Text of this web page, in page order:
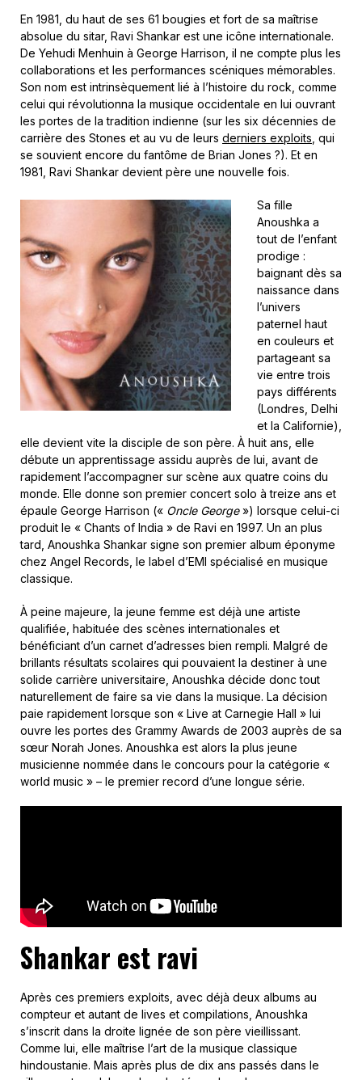
En 1981, du haut de ses 61 bougies et fort de sa maîtrise
absolue du sitar, Ravi Shankar est une icône internationale.
De Yehudi Menhuin à George Harrison, il ne compte plus les
collaborations et les performances scéniques mémorables.
Son nom est intrinsèquement lié à l’histoire du rock, comme
celui qui révolutionna la musique occidentale en lui ouvrant
les portes de la tradition indienne (sur les six décennies de
carrière des Stones et au vu de leurs derniers exploits , qui
se souvient encore du fantôme de Brian Jones ?). Et en
1981, Ravi Shankar devient père une nouvelle fois.
Sa fille
Anoushka a
tout de l’enfant
prodige :
baignant dès sa
naissance dans
l’univers
paternel haut
en couleurs et
partageant sa
vie entre trois
pays différents
(Londres, Delhi
et la Californie),
elle devient vite la disciple de son père. À huit ans, elle
débute un apprentissage assidu auprès de lui, avant de
rapidement l’accompagner sur scène aux quatre coins du
monde. Elle donne son premier concert solo à treize ans et
épaule George Harrison (« Oncle George») lorsque celui-ci
produit le « Chants of India » de Ravi en 1997. Un an plus
tard, Anoushka Shankar signe son premier album éponyme
chez Angel Records, le label d’EMI spécialisé en musique
classique.
À peine majeure, la jeune femme est déjà une artiste
qualifiée, habituée des scènes internationales et
bénéficiant d’un carnet d’adresses bien rempli. Malgré de
brillants résultats scolaires qui pouvaient la destiner à une
solide carrière universitaire, Anoushka décide donc tout
naturellement de faire sa vie dans la musique. La décision
paie rapidement lorsque son « Live at Carnegie Hall » lui
ouvre les portes des Grammy Awards de 2003 auprès de sa
sœur Norah Jones. Anoushka est alors la plus jeune
musicienne nommée dans le concours pour la catégorie «
world music » – le premier record d’une longue série.
Shankar est ravi
Après ces premiers exploits, avec déjà deux albums au
compteur et autant de lives et compilations, Anoushka
s’inscrit dans la droite lignée de son père vieillissant.
Comme lui, elle maîtrise l’art de la musique classique
hindoustanie. Mais après plus de dix ans passés dans le